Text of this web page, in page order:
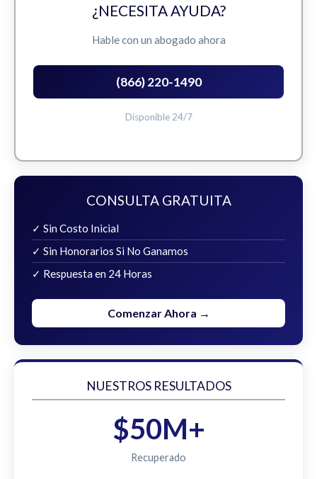
¿NECESITA AYUDA?
Hable con un abogado ahora
(866) 220-1490
Disponible 24/7
CONSULTA GRATUITA
✓ Sin Costo Inicial
✓ Sin Honorarios Si No Ganamos
✓ Respuesta en 24 Horas
Comenzar Ahora →
NUESTROS RESULTADOS
$50M+
Recuperado